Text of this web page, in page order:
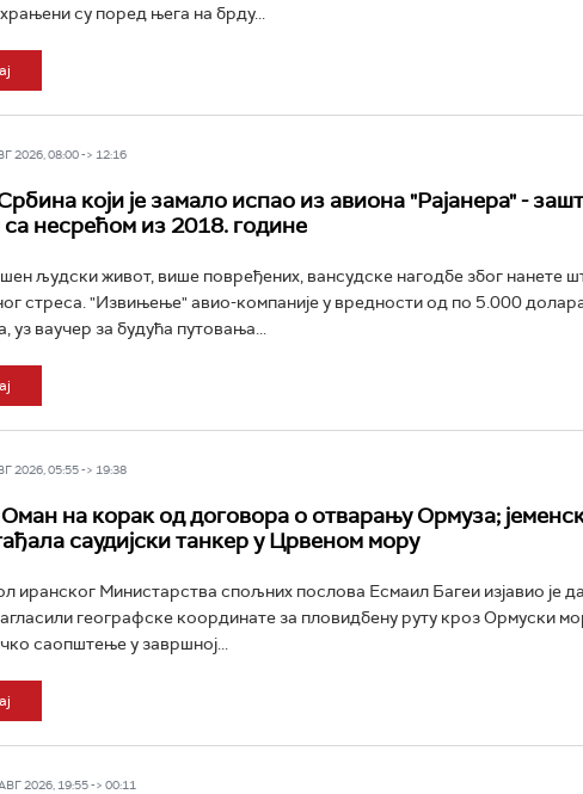
су поред њега на брду...
2026, 08:00 -> 12:16
који је замало испао из авиона "Рајанера" -
несрећом из 2018. године
људски живот, више повређених, вансудске нагодбе због нанете
стреса. "Извињење" авио-компаније у вредности од по 5.000
уз ваучер за будућа путовања...
2026, 05:55 -> 19:38
на корак од договора о отварању Ормуза;
саудијски танкер у Црвеном мору
иранског Министарства спољних послова Есмаил Багеи изјавио је
географске координате за пловидбену руту кроз Ормуски
саопштење у завршној...
2026, 19:55 -> 00:11